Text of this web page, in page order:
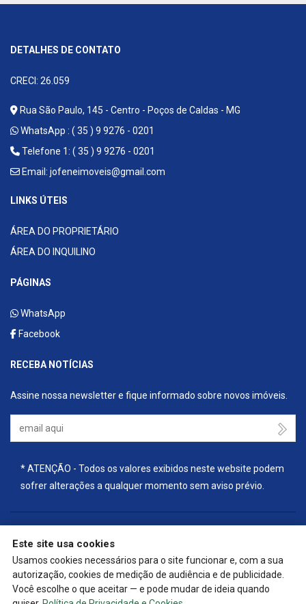
DETALHES DE CONTATO
CRECI: 26.059
Rua São Paulo, 145 - Centro - Poços de Caldas - MG
WhatsApp : ( 35 ) 9 9276 - 0201
Telefone 1: ( 35 ) 9 9276 - 0201
Email: jofeneimoveis@gmail.com
LINKS ÚTEIS
ÁREA DO PROPRIETÁRIO
ÁREA DO INQUILINO
PÁGINAS
WhatsApp
Facebook
RECEBA NOTÍCIAS
Assine nossa newsletter e fique informado sobre novos imóveis.
Seu Email
* ATENÇÃO - Todos os valores exibidos neste website podem
sofrer alterações a qualquer momento sem aviso prévio.
🔒| Copyright © 2025 - Website gerado por
de Gestão Imobiliária|Política de Privacidade e Cookies|
Preferências de cookies |Meus dados
Este site usa cookies
Usamos cookies necessários para o site funcionar e, com a sua
autorização, cookies de medição de audiência e de publicidade.
Você escolhe o que aceitar — e pode mudar de ideia quando